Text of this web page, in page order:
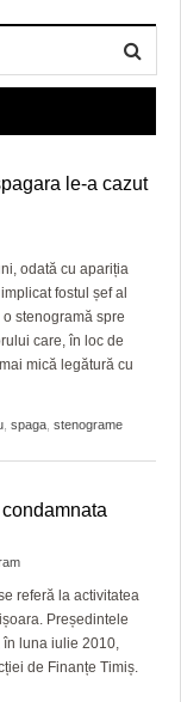
le-a cazut
odată cu apariția
fostul șef al
stenogramă spre
care, în loc de
mică legătură cu
spaga stenograme
referă la activitatea
Președintele
în luna iulie 2010,
de Finanțe Timiș.